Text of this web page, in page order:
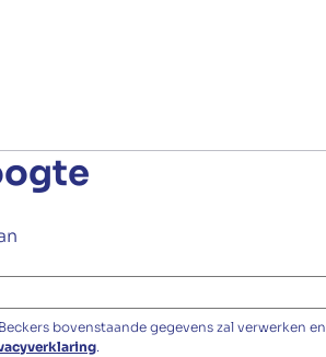
bovenstaande gegevens zal verwerken en
.